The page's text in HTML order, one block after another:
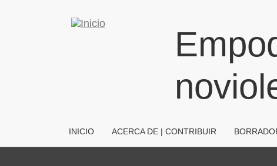
NVRM
INICIO ACERCA DE | CONTRIBUIR